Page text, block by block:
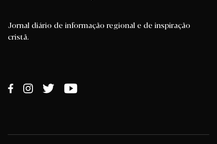
Jornal diário de informação regional e de inspiração
cristã.